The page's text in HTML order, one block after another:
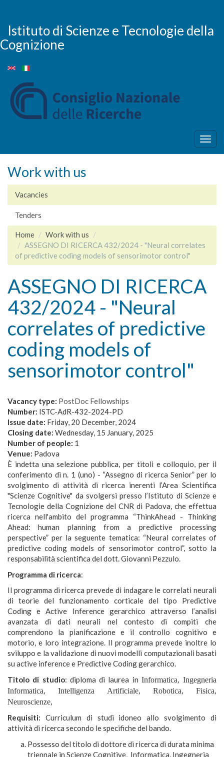
main
content
Istituto di Scienze e Tecnologie della
Cognizione
Work with us
Vacancies
Tenders
Home
Work with us
ASSEGNO DI RICERCA 432/2024 - "Neural correlates
of predictive coding models of sensorimotor control"
ASSEGNO DI RICERCA
432/2024 - "Neural
correlates of predictive
coding models of
sensorimotor control"
Vacancy type: PostDoc Fellowships
Number: ISTC-AdR-432-2024-PD
Issue date: Friday, 20 December, 2024
Closing date: Wednesday, 15 January, 2025
Number of people: 1
Venue: Padova
È indetta una selezione pubblica, per titoli e colloquio, per il
conferimento di n. 1 (uno) - “Assegno di ricerca Senior” per lo
svolgimento di attività di ricerca inerenti l’Area Scientifica
"Scienze Cognitive" da svolgersi presso l’Istituto di Scienze e
Tecnologie della Cognizione del CNR di Padova, che effettua
ricerca nell'ambito del programma “ThinkAhead - Thinking
Ahead: human planning from a predictive processing
perspective” per la seguente tematica: “Neural correlates of
predictive coding models of sensorimotor control”, sotto la
responsabilità scientifica del dott. Giovanni Pezzulo.
Programma di ricerca:
Il programma di ricerca prevede di indagare le correlati neurali
di teorie del funzionamento corticale del tipo Predictive
Coding e Active Inference gerarchico attraverso l’analisi
avanzata di dati neurali nel contesto di compiti che
comprendono la pianificazione e il controllo cognitivo e
motorio, e loro integrazione. Il programma prevede inoltre lo
sviluppo e la validazione di nuovi modelli computazionali basati
su active inference e Predictive Coding gerarchico.
Titolo di studio: diploma di laurea in Informatica, Ingegneria
Informatica, Intelligenza Artificiale, Robotica, Fisica,
Neuroscienze,
Requisiti: Curriculum di studi idoneo allo svolgimento di
attività di ricerca secondo le specifiche del bando.
Possesso del titolo di dottore di ricerca di durata minima
triennale in Scienze Cognitive, Informatica, Ingegneria